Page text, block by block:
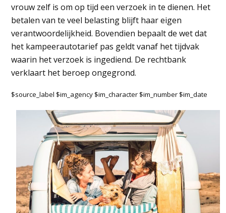
vrouw zelf is om op tijd een verzoek in te dienen. Het
betalen van te veel belasting blijft haar eigen
verantwoordelijkheid. Bovendien bepaalt de wet dat
het kampeerautotarief pas geldt vanaf het tijdvak
waarin het verzoek is ingediend. De rechtbank
verklaart het beroep ongegrond.
$source_label $im_agency $im_character $im_number $im_date